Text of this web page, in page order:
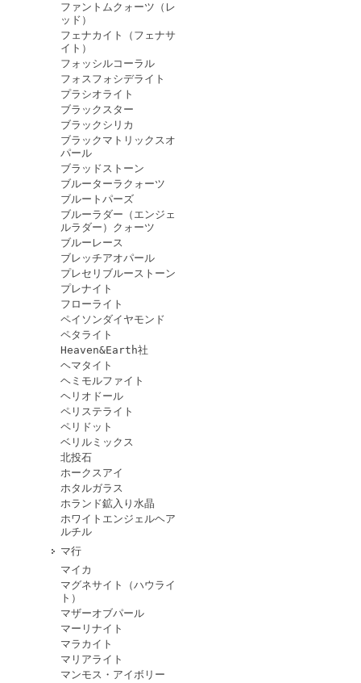
ファントムクォーツ（レ
ッド）
フェナカイト（フェナサ
イト）
フォッシルコーラル
フォスフォシデライト
プラシオライト
ブラックスター
ブラックシリカ
ブラックマトリックスオ
パール
ブラッドストーン
ブルーターラクォーツ
ブルートパーズ
ブルーラダー（エンジェ
ルラダー）クォーツ
ブルーレース
ブレッチアオパール
プレセリブルーストーン
プレナイト
フローライト
ペイソンダイヤモンド
ペタライト
Heaven&Earth社
ヘマタイト
ヘミモルファイト
ヘリオドール
ペリステライト
ペリドット
ベリルミックス
北投石
ホークスアイ
ホタルガラス
ホランド鉱入り水晶
ホワイトエンジェルヘア
ルチル
マ行
マイカ
マグネサイト（ハウライ
ト）
マザーオブパール
マーリナイト
マラカイト
マリアライト
マンモス・アイボリー